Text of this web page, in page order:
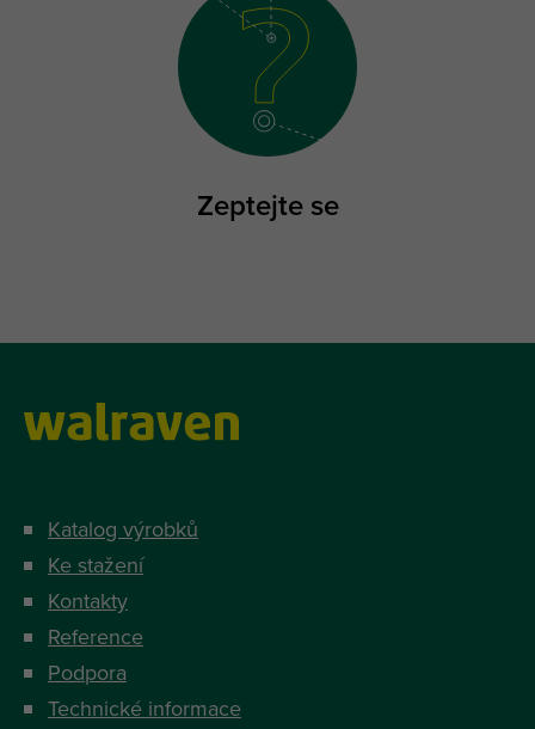
Zeptejte se
Katalog výrobků
Ke stažení
Kontakty
Reference
Podpora
Technické informace